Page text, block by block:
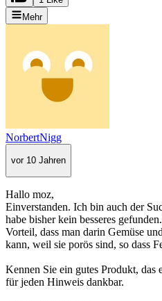
Mehr
NorbertNigg
vor 10 Jahren
Hallo moz,
Einverstanden. Ich bin auch der
habe bisher kein besseres
Vorteil, dass man darin Gemüse
kann, weil sie porös sind, so dass
Kennen Sie ein gutes Produkt, das
für jeden Hinweis dankbar.